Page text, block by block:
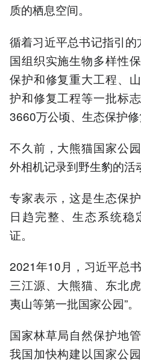
质的栖息空间。
循着习近平总书记指引的
国组织实施生物多样性
保护和修复重大工程、
护和修复工程等一批标
3660万公顷、生态保护修
不久前，大熊猫国家公
外相机记录到野生豹的活
专家表示，这是生态保
日趋完整、生态系统
证。
2021年10月，习近平总
三江源、大熊猫、东北
夷山等第一批国家公园”。
国家林草局自然保护地
我国加快构建以国家公